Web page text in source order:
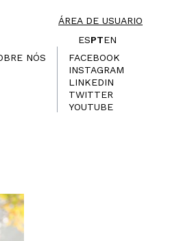
ÁREA DE USUARIO
ESPTEN
NÓS
FACEBOOK
INSTAGRAM
LINKEDIN
TWITTER
YOUTUBE